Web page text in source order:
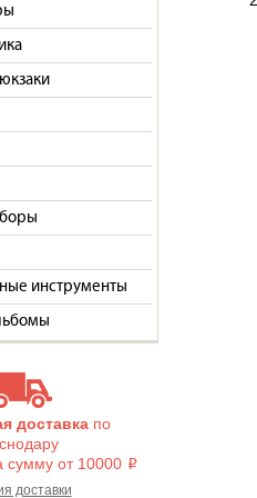
инструменты
доставкапо
сумму от 10000 i
доставки